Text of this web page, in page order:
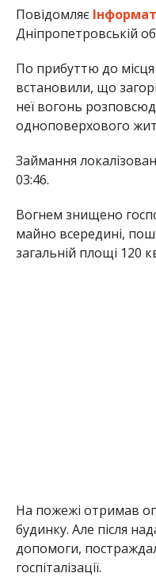
Повідомляє
Дніпропетровській
По прибуттю до місця
встановили, що
неї вогонь
одноповерхового
Займання
03:46.
Вогнем знищено
майно всередині,
загальній площі 120
На пожежі отримав
будинку. Але після
допомоги,
госпіталізації.